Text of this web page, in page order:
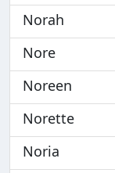
Norah
Nore
Noreen
Norette
Noria